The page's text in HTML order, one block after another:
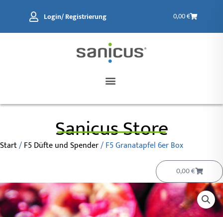
springen
Login/ Registrierung 0,00€Warenkorb
Sanicus Store
Start/F5 Düfte und Spender/ F5 Granatapfel 6er Box
0,00€